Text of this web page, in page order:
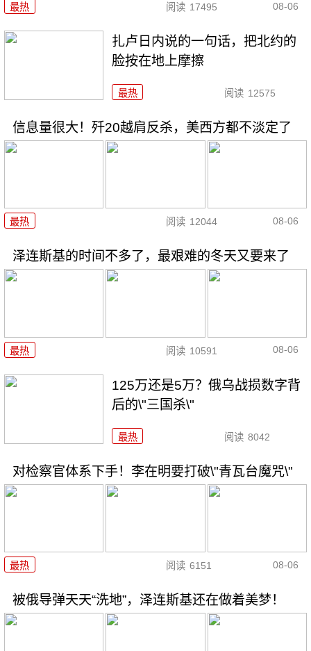
最热 阅读 17495 08-06
扎卢日内说的一句话，把北约的
脸按在地上摩擦
最热 阅读 12575
信息量很大！歼20越肩反杀，美西方都不淡定了
最热 阅读 12044 08-06
泽连斯基的时间不多了，最艰难的冬天又要来了
最热 阅读 10591 08-06
125万还是5万？俄乌战损数字背
后的\"三国杀\"
最热 阅读 8042
对检察官体系下手！李在明要打破\"青瓦台魔咒\"
最热 阅读 6151 08-06
被俄导弹天天“洗地”，泽连斯基还在做着美梦！